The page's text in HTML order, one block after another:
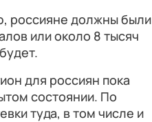
россияне должны были
или около 8 тысяч
для россиян пока
состоянии. По
туда, в том числе и